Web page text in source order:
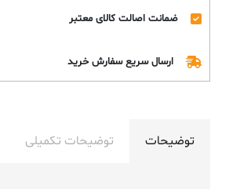
ضمانت اصالت کالای معتبر
ارسال سریع سفارش خرید
توضیحات توضیحات تکمیلی